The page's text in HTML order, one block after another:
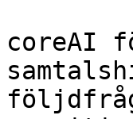
coreAI